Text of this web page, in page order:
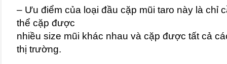
– Ưu điểm của loại đầu cặp mũi taro này là chỉ
thể cặp được
nhiều size mũi khác nhau và cặp được tất cả
thị trường.